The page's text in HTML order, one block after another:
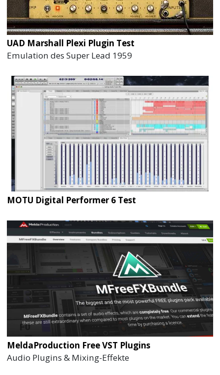
UAD Marshall Plexi Plugin Test
Emulation des Super Lead 1959
MOTU Digital Performer 6 Test
MeldaProduction Free VST Plugins
Audio Plugins & Mixing-Effekte